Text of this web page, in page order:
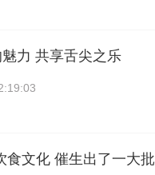
魅力 共享舌尖之乐
食文化 催生出了一大批